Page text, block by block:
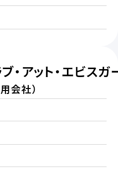
・アット・エビスガ
会社）